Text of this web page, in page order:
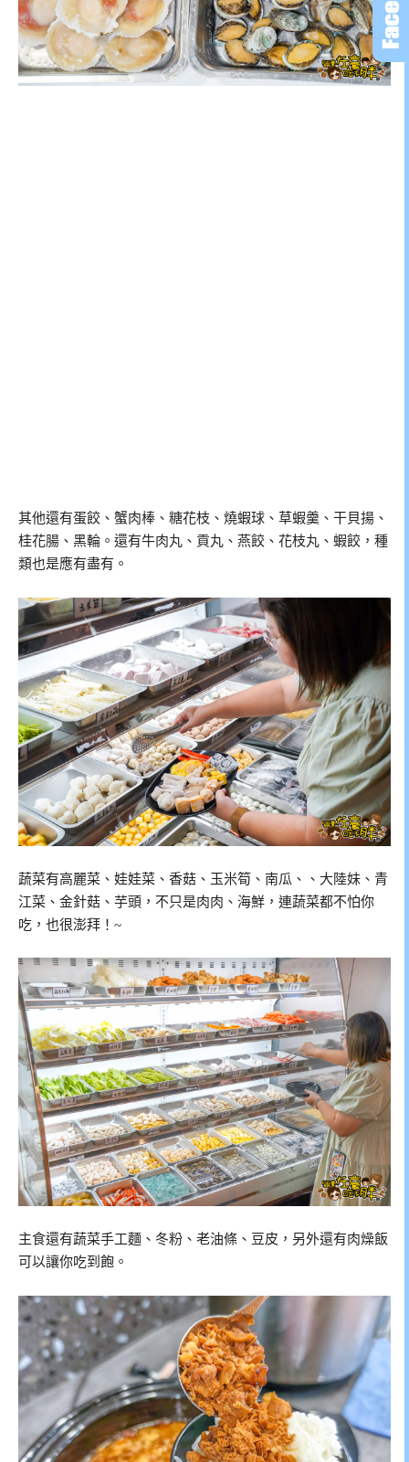
其他還有蛋餃、蟹肉棒、糖花枝、燒蝦球、草蝦羹、干貝揚、
桂花腸、黑輪。還有牛肉丸、貢丸、燕餃、花枝丸、蝦餃，種
類也是應有盡有。
蔬菜有高麗菜、娃娃菜、香菇、玉米筍、南瓜、、大陸妹、青
江菜、金針菇、芋頭，不只是肉肉、海鮮，連蔬菜都不怕你
吃，也很澎拜！~
主食還有蔬菜手工麵、冬粉、老油條、豆皮，另外還有肉燥飯
可以讓你吃到飽。